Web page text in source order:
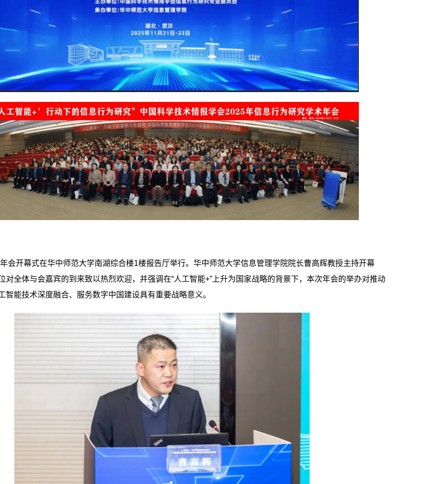
会开幕式在华中师范大学南湖综合楼1楼报告厅举行。华中师范大学信息管理学院院长曹高辉教授主持开幕
对全体与会嘉宾的到来致以热烈欢迎，并强调在“人工智能+”上升为国家战略的背景下，本次年会的举办对推动
智能技术深度融合、服务数字中国建设具有重要战略意义。